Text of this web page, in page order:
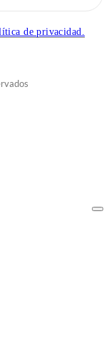
de privacidad.